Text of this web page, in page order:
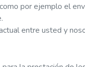
por ejemplo el
entre usted y